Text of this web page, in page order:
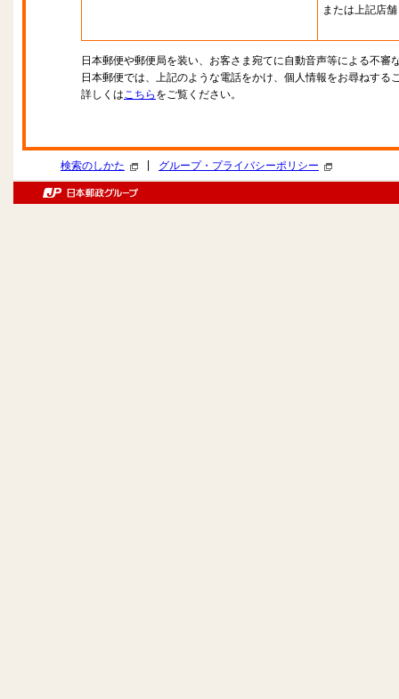
または上記店舗
日本郵便や郵便局を装い、お客さま宛てに自動音声等による不審
日本郵便では、上記のような電話をかけ、個人情報をお尋ねする
詳しくはこちら をご覧ください。
検索のしかた グループ・プライバシーポリシー